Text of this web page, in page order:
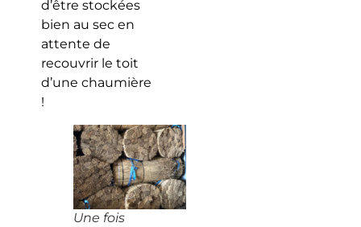
d’être stockées
bien au sec en
attente de
recouvrir le toit
d’une chaumière
!
Une fois